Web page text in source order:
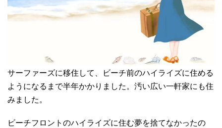
サーファーズに移住して、ビーチ前のハイライズに住める
ようになるまで半年かかりました。汚い広い一軒家にも住
みました。
ビーチフロントのハイライズに住む夢を捨てなかったの